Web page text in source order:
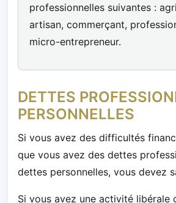
professionnelles suivantes :
artisan, commerçant,
micro-entrepreneur.
DETTES
PERSONNELLES
Si vous avez des difficultés
que vous avez des dettes
dettes personnelles, vous devez
Si vous avez une activité libérale